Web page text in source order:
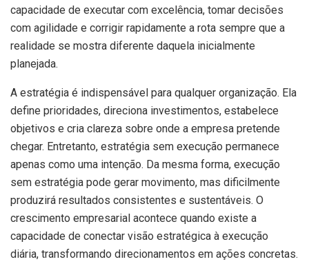
capacidade de executar com excelência, tomar decisões
com agilidade e corrigir rapidamente a rota sempre que a
realidade se mostra diferente daquela inicialmente
planejada.
A estratégia é indispensável para qualquer organização. Ela
define prioridades, direciona investimentos, estabelece
objetivos e cria clareza sobre onde a empresa pretende
chegar. Entretanto, estratégia sem execução permanece
apenas como uma intenção. Da mesma forma, execução
sem estratégia pode gerar movimento, mas dificilmente
produzirá resultados consistentes e sustentáveis. O
crescimento empresarial acontece quando existe a
capacidade de conectar visão estratégica à execução
diária, transformando direcionamentos em ações concretas.